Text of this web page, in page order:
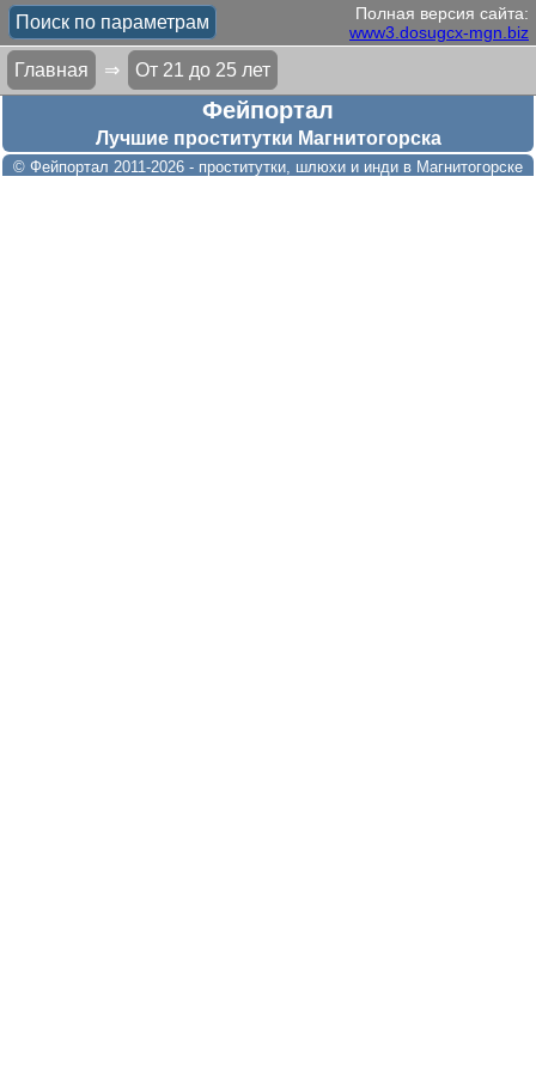
Полная версия сайта:
www3.dosugcx-mgn.biz
Поиск по параметрам
Главная ⇒ От 21 до 25 лет
Фейпортал
Лучшие проститутки Магнитогорска
© Фейпортал 2011-2026 - проститутки, шлюхи и инди в Магнитогорске